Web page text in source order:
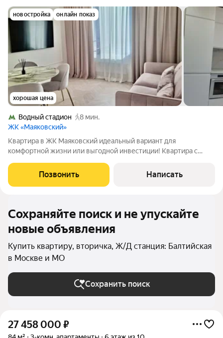
новостройка онлайн показ
хорошая цена
Водный стадион
8 мин.
ЖК «Маяковский»
Квартира в ЖК Маяковский идеальный вариант для
комфортной жизни или выгодной инвестиции! Квартира с
Использованы качественные материалы. комфортная система
кондиционирования и освещения. Полностью
Позвонить Написать
Сохраняйте поиск и не упускайте
новые объявления
Купить квартиру, вторичка, Ж/Д станция: Балтийская
в Москве и МО
Сохранить поиск
27 458 000 ₽